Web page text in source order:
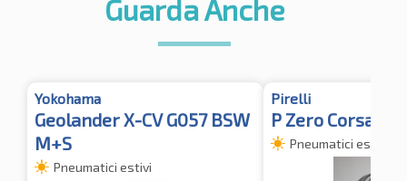
Guarda Anche
Yokohama
Geolander X-CV G057 BSW
M+S
Pneumatici estivi
Pirelli
P Zero Corsa N0
Pneumatici estivi